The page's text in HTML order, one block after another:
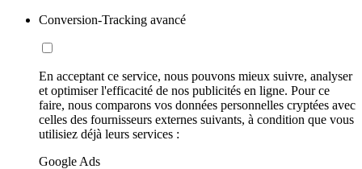
Conversion-Tracking avancé
En acceptant ce service, nous pouvons mieux suivre, analyser
et optimiser l'efficacité de nos publicités en ligne. Pour ce
faire, nous comparons vos données personnelles cryptées avec
celles des fournisseurs externes suivants, à condition que vous
utilisiez déjà leurs services :
Google Ads